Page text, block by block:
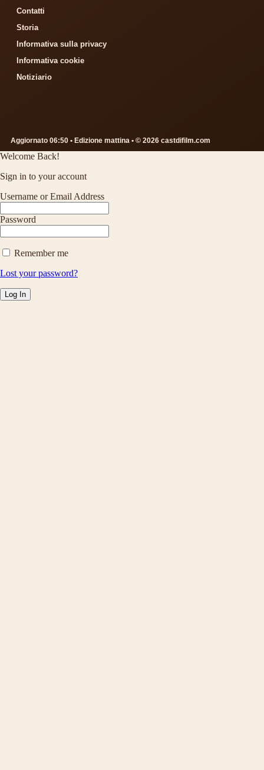
Contatti
Storia
Informativa sulla privacy
Informativa cookie
Notiziario
Aggiornato 06:50 • Edizione mattina • © 2026 castdifilm.com
Welcome Back!
Sign in to your account
Username or Email Address
Password
Remember me
Lost your password?